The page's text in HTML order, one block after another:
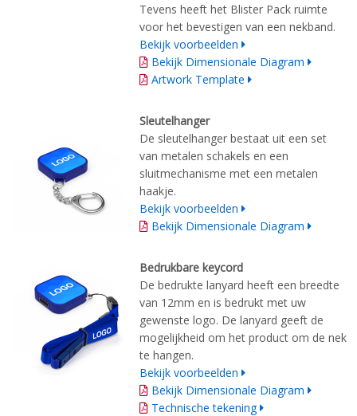
Tevens heeft het Blister Pack ruimte
voor het bevestigen van een nekband.
Bekijk voorbeelden
Bekijk Dimensionale Diagram
Artwork Template
Sleutelhanger
De sleutelhanger bestaat uit een set
van metalen schakels en een
sluitmechanisme met een metalen
haakje.
Bekijk voorbeelden
Bekijk Dimensionale Diagram
Bedrukbare keycord
De bedrukte lanyard heeft een breedte
van 12mm en is bedrukt met uw
gewenste logo. De lanyard geeft de
mogelijkheid om het product om de nek
te hangen.
Bekijk voorbeelden
Bekijk Dimensionale Diagram
Technische tekening